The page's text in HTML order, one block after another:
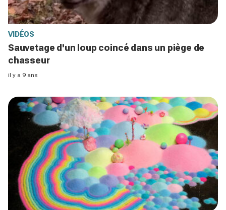
VIDÉOS
Sauvetage d'un loup coincé dans un piège de
chasseur
il y a 9 ans